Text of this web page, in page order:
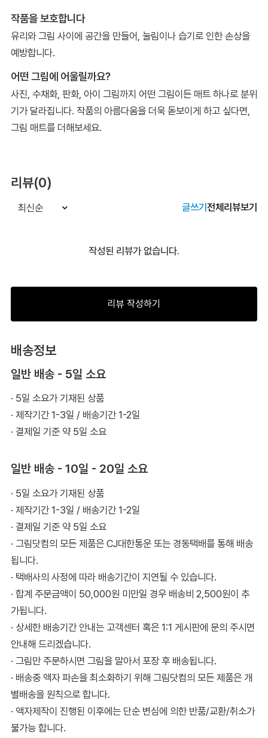
작품을 보호합니다
유리와 그림 사이에 공간을 만들어, 눌림이나 습기로 인한 손상을
예방합니다.
어떤 그림에 어울릴까요?
사진, 수채화, 판화, 아이 그림까지 어떤 그림이든 매트 하나로 분위
기가 달라집니다. 작품의 아름다움을 더욱 돋보이게 하고 싶다면,
그림 매트를 더해보세요.
리뷰(0)
최신순 글쓰기전체리뷰보기
작성된 리뷰가 없습니다.
리뷰 작성하기
배송정보
일반 배송 - 5일 소요
· 5일 소요가 기재된 상품
· 제작기간 1-3일 / 배송기간 1-2일
· 결제일 기준 약 5일 소요
일반 배송 - 10일 - 20일 소요
· 5일 소요가 기재된 상품
· 제작기간 1-3일 / 배송기간 1-2일
· 결제일 기준 약 5일 소요
· 그림닷컴의 모든 제품은 CJ대한통운 또는 경동택배를 통해 배송
됩니다.
· 택배사의 사정에 따라 배송기간이 지연될 수 있습니다.
· 합계 주문금액이 50,000원 미만일 경우 배송비 2,500원이 추
가됩니다.
· 상세한 배송기간 안내는 고객센터 혹은 1:1 게시판에 문의 주시면
안내해 드리겠습니다.
· 그림만 주문하시면 그림을 말아서 포장 후 배송됩니다.
· 배송중 액자 파손을 최소화하기 위해 그림닷컴의 모든 제품은 개
별배송을 원칙으로 합니다.
· 액자제작이 진행된 이후에는 단순 변심에 의한 반품/교환/취소가
불가능 합니다.